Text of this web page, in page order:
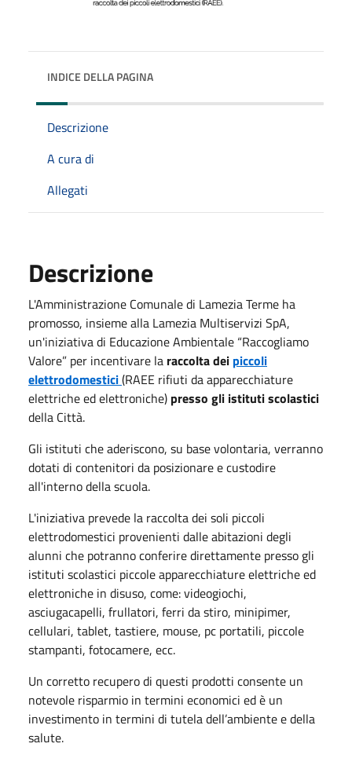
INDICE DELLA PAGINA
Descrizione
A cura di
Allegati
Descrizione
L'Amministrazione Comunale di Lamezia Terme ha
promosso, insieme alla Lamezia Multiservizi SpA,
un'iniziativa di Educazione Ambientale “Raccogliamo
Valore” per incentivare la raccolta dei piccoli
elettrodomestici(RAEE rifiuti da apparecchiature
elettriche ed elettroniche) presso gli istituti scolastici
della Città.
Gli istituti che aderiscono, su base volontaria, verranno
dotati di contenitori da posizionare e custodire
all'interno della scuola.
L'iniziativa prevede la raccolta dei soli piccoli
elettrodomestici provenienti dalle abitazioni degli
alunni che potranno conferire direttamente presso gli
istituti scolastici piccole apparecchiature elettriche ed
elettroniche in disuso, come: videogiochi,
asciugacapelli, frullatori, ferri da stiro, minipimer,
cellulari, tablet, tastiere, mouse, pc portatili, piccole
stampanti, fotocamere, ecc.
Un corretto recupero di questi prodotti consente un
notevole risparmio in termini economici ed è un
investimento in termini di tutela dell’ambiente e della
salute.